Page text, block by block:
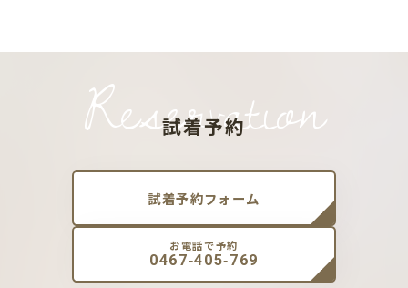
Reservation
試着予約
試着予約フォーム
お電話で予約
0467-405-769